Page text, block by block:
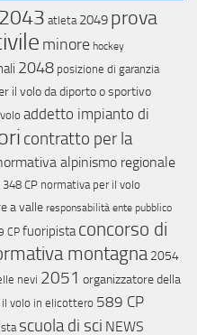
2043 atleta 2049 prova
minore hockey
2048 posizione di garanzia
il volo da diporto o sportivo
addetto impianto di
contratto per la
alpinismo regionale
348 CP normativa per il volo
a valle responsabilità ente pubblico
CP fuoripista concorso di
montagna 2054
nevi 2051 organizzatore della
il volo in elicottero 589 CP
scuola di sci NEWS